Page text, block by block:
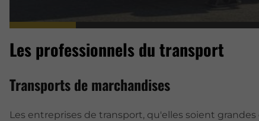
Les professionnels du transport
Transports de marchandises
Les entreprises de transport, qu'elles soient